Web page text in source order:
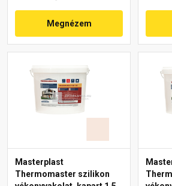
Megnézem
Masterplast
Thermomaster szilikon